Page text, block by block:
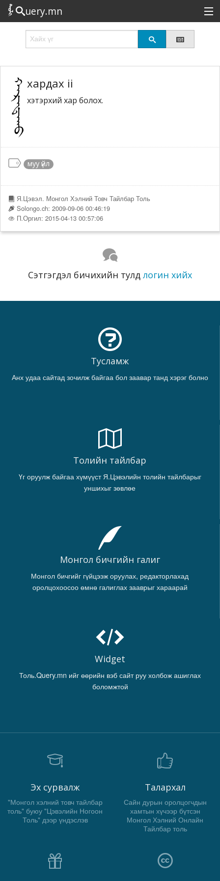
uery.mn
Сонирхолтой
Эрэлттэй
Төрөл
Татах
хардах ii
хэтэрхий хар болох.
муу үйл
Я.Цэвэл. Монгол Хэлний Товч Тайлбар Толь
Solongo.ch: 2009-09-06 00:46:19
П.Оргил: 2015-04-13 00:57:06
Сэтгэгдэл бичихийн тулд логин хийх
Тусламж
Анх удаа сайтад зочилж байгаа бол заавар танд хэрэг болно
Толийн тайлбар
Үг оруулж байгаа хүмүүст Я.Цэвэлийн толийн тайлбарыг
уншихыг зөвлөе
Монгол бичгийн галиг
Монгол бичгийг гүйцээж оруулах, редакторлахад
оролцохоосоо өмнө галиглах зааврыг хараарай
Widget
Толь.Query.mn ийг өөрийн вэб сайт руу холбож ашиглах
боломжтой
Эх сурвалж
"Монгол хэлний товч тайлбар
толь" буюу "Цэвэлийн Ногоон
Толь" дээр үндэслэв
Талархал
Сайн дурын оролцогчдын
хамтын хүчээр бүтсэн
Монгол Хэлний Онлайн
Тайлбар толь